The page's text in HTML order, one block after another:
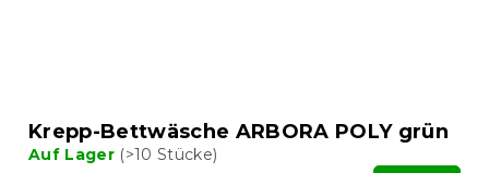
Krepp-Bettwäsche ARBORA POLY grün
Auf Lager (>10 Stücke)